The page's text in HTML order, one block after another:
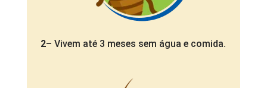
2– Vivem até 3 meses sem água e comida.